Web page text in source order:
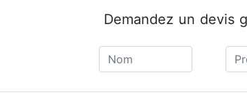
Demandez un devis